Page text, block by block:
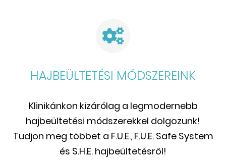
HAJBEÜLTETÉSI MÓDSZEREINK
Klinikánkon kizárólag a legmodernebb
hajbeültetési módszerekkel dolgozunk!
Tudjon meg többet a F.U.E., F.U.E. Safe System
és S.H.E. hajbeültetésről!